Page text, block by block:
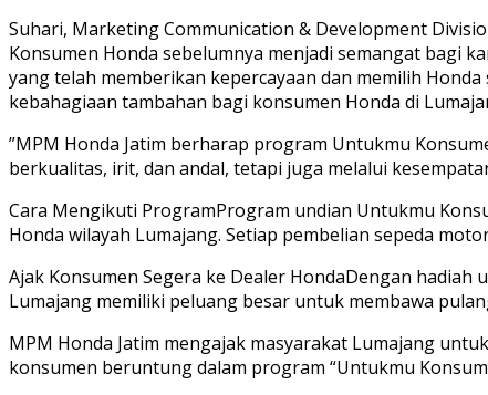
Suhari, Marketing Communication & Development
Konsumen Honda sebelumnya menjadi semangat bagi
yang telah memberikan kepercayaan dan memilih
kebahagiaan tambahan bagi konsumen Honda di
”MPM Honda Jatim berharap program Untukmu
berkualitas, irit, dan andal, tetapi juga melalui
Cara Mengikuti ProgramProgram undian Untukmu
Honda wilayah Lumajang. Setiap pembelian sepeda
Ajak Konsumen Segera ke Dealer HondaDengan
Lumajang memiliki peluang besar untuk membawa
MPM Honda Jatim mengajak masyarakat Lumajang
konsumen beruntung dalam program “Untukmu